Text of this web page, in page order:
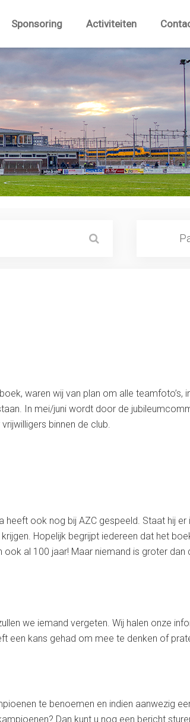
Sponsoring Activiteiten
waren wij van plan om alle teamfoto’s,
In mei/juni wordt door de
binnen de club.
ook nog bij AZC gespeeld. Staat hij er
Hopelijk begrijpt iedereen dat het
al 100 jaar! Maar niemand is groter dan
we iemand vergeten. Wij halen onze
een kans gehad om mee te denken of
te benoemen en indien aanwezig
Dan kunt u nog een bericht